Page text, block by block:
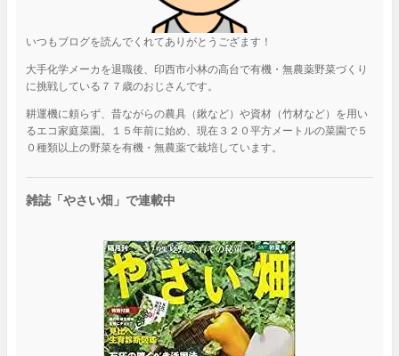
いつもブログを読んでくれてありがとうござます！
大手化学メーカを退職後、印西市小林の高台で有機・無農薬野菜づくり
に挑戦している７７歳のおじさんです。
耕運機に頼らず、昔ながらの農具（鍬など）や資材（竹材など）を用い
るエコ家庭菜園。１５年前に始め、現在３２０平方メートルの菜園で５
０種類以上の野菜を有機・無農薬で栽培しています。
雑誌「やさい畑」で連載中